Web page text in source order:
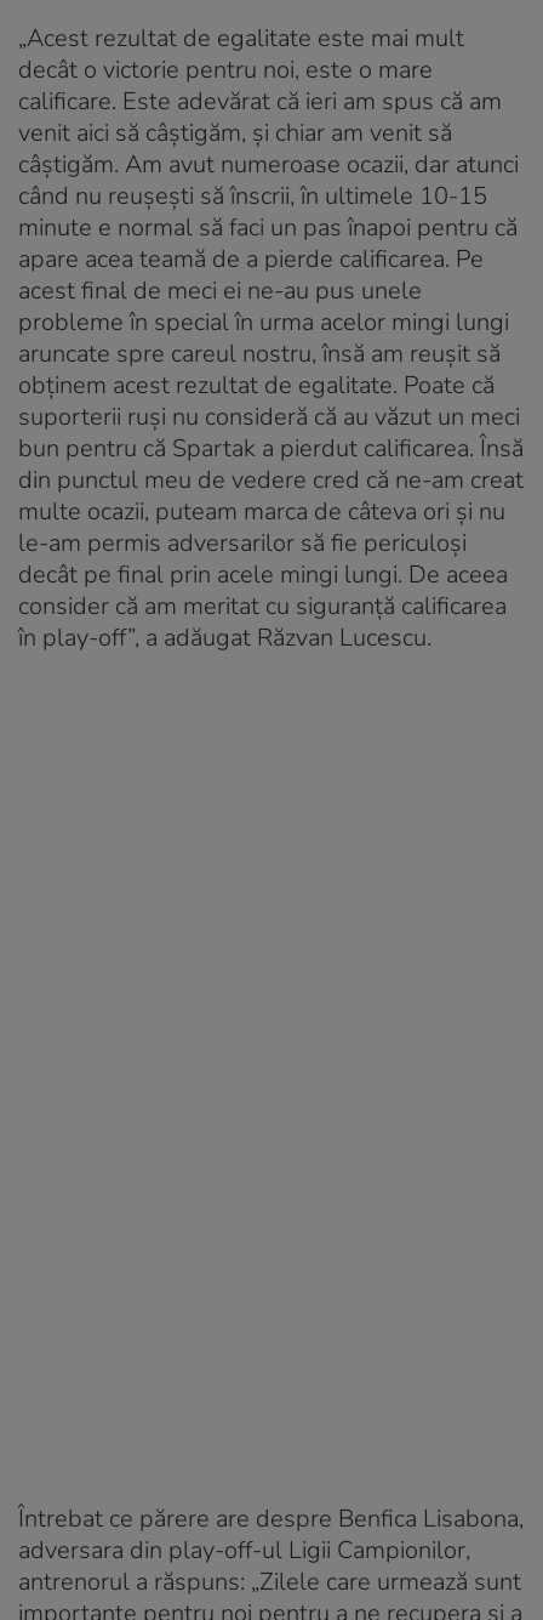
„Acest rezultat de egalitate este mai mult
decât o victorie pentru noi, este o mare
calificare. Este adevărat că ieri am spus că am
venit aici să câştigăm, şi chiar am venit să
câştigăm. Am avut numeroase ocazii, dar atunci
când nu reuşeşti să înscrii, în ultimele 10-15
minute e normal să faci un pas înapoi pentru că
apare acea teamă de a pierde calificarea. Pe
acest final de meci ei ne-au pus unele
probleme în special în urma acelor mingi lungi
aruncate spre careul nostru, însă am reuşit să
obţinem acest rezultat de egalitate. Poate că
suporterii ruşi nu consideră că au văzut un meci
bun pentru că Spartak a pierdut calificarea. Însă
din punctul meu de vedere cred că ne-am creat
multe ocazii, puteam marca de câteva ori şi nu
le-am permis adversarilor să fie periculoşi
decât pe final prin acele mingi lungi. De aceea
consider că am meritat cu siguranţă calificarea
în play-off”, a adăugat Răzvan Lucescu.
Întrebat ce părere are despre Benfica Lisabona,
adversara din play-off-ul Ligii Campionilor,
antrenorul a răspuns: „Zilele care urmează sunt
importante pentru noi pentru a ne recupera şi a